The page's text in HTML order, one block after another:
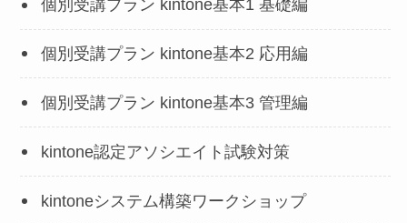
個別受講プラン kintone基本1 基礎編
個別受講プラン kintone基本2 応用編
個別受講プラン kintone基本3 管理編
kintone認定アソシエイト試験対策
kintoneシステム構築ワークショップ